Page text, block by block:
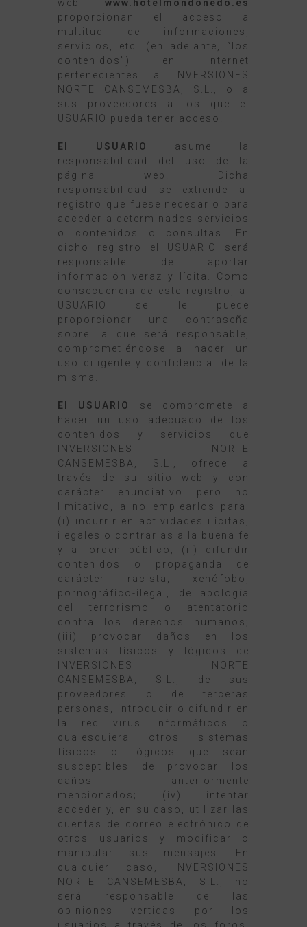
web www.hotelmondonedo.es
proporcionan el acceso a
multitud de informaciones,
servicios, etc. (en adelante, “los
contenidos”) en Internet
pertenecientes a INVERSIONES
NORTE CANSEMESBA, S.L., o a
sus proveedores a los que el
USUARIO pueda tener acceso.
El USUARIO
asume la
responsabilidad del uso de la
página web. Dicha
responsabilidad se extiende al
registro que fuese necesario para
acceder a determinados servicios
o contenidos o consultas. En
dicho registro el USUARIO será
responsable de aportar
información veraz y lícita. Como
consecuencia de este registro, al
USUARIO se le puede
proporcionar una contraseña
sobre la que será responsable,
comprometiéndose a hacer un
uso diligente y confidencial de la
misma.
El USUARIO
se compromete a
hacer un uso adecuado de los
contenidos y servicios que
INVERSIONES NORTE
CANSEMESBA, S.L., ofrece a
través de su sitio web y con
carácter enunciativo pero no
limitativo, a no emplearlos para:
(i) incurrir en actividades ilícitas,
ilegales o contrarias a la buena fe
y al orden público; (ii) difundir
contenidos o propaganda de
carácter racista, xenófobo,
pornográfico-ilegal, de apología
del terrorismo o atentatorio
contra los derechos humanos;
(iii) provocar daños en los
sistemas físicos y lógicos de
INVERSIONES NORTE
CANSEMESBA, S.L., de sus
proveedores o de terceras
personas, introducir o difundir en
la red virus informáticos o
cualesquiera otros sistemas
físicos o lógicos que sean
susceptibles de provocar los
daños anteriormente
mencionados; (iv) intentar
acceder y, en su caso, utilizar las
cuentas de correo electrónico de
otros usuarios y modificar o
manipular sus mensajes. En
cualquier caso, INVERSIONES
NORTE CANSEMESBA, S.L., no
será responsable de las
opiniones vertidas por los